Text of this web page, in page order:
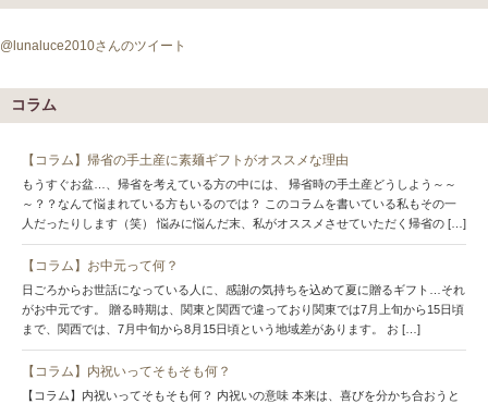
@lunaluce2010さんのツイート
コラム
【コラム】帰省の手土産に素麺ギフトがオススメな理由
もうすぐお盆…、帰省を考えている方の中には、 帰省時の手土産どうしよう～～
～？？なんて悩まれている方もいるのでは？ このコラムを書いている私もその一
人だったりします（笑） 悩みに悩んだ末、私がオススメさせていただく帰省の […]
【コラム】お中元って何？
日ごろからお世話になっている人に、感謝の気持ちを込めて夏に贈るギフト…それ
がお中元です。 贈る時期は、関東と関西で違っており関東では7月上旬から15日頃
まで、関西では、7月中旬から8月15日頃という地域差があります。 お […]
【コラム】内祝いってそもそも何？
【コラム】内祝いってそもそも何？ 内祝いの意味 本来は、喜びを分かち合おうと